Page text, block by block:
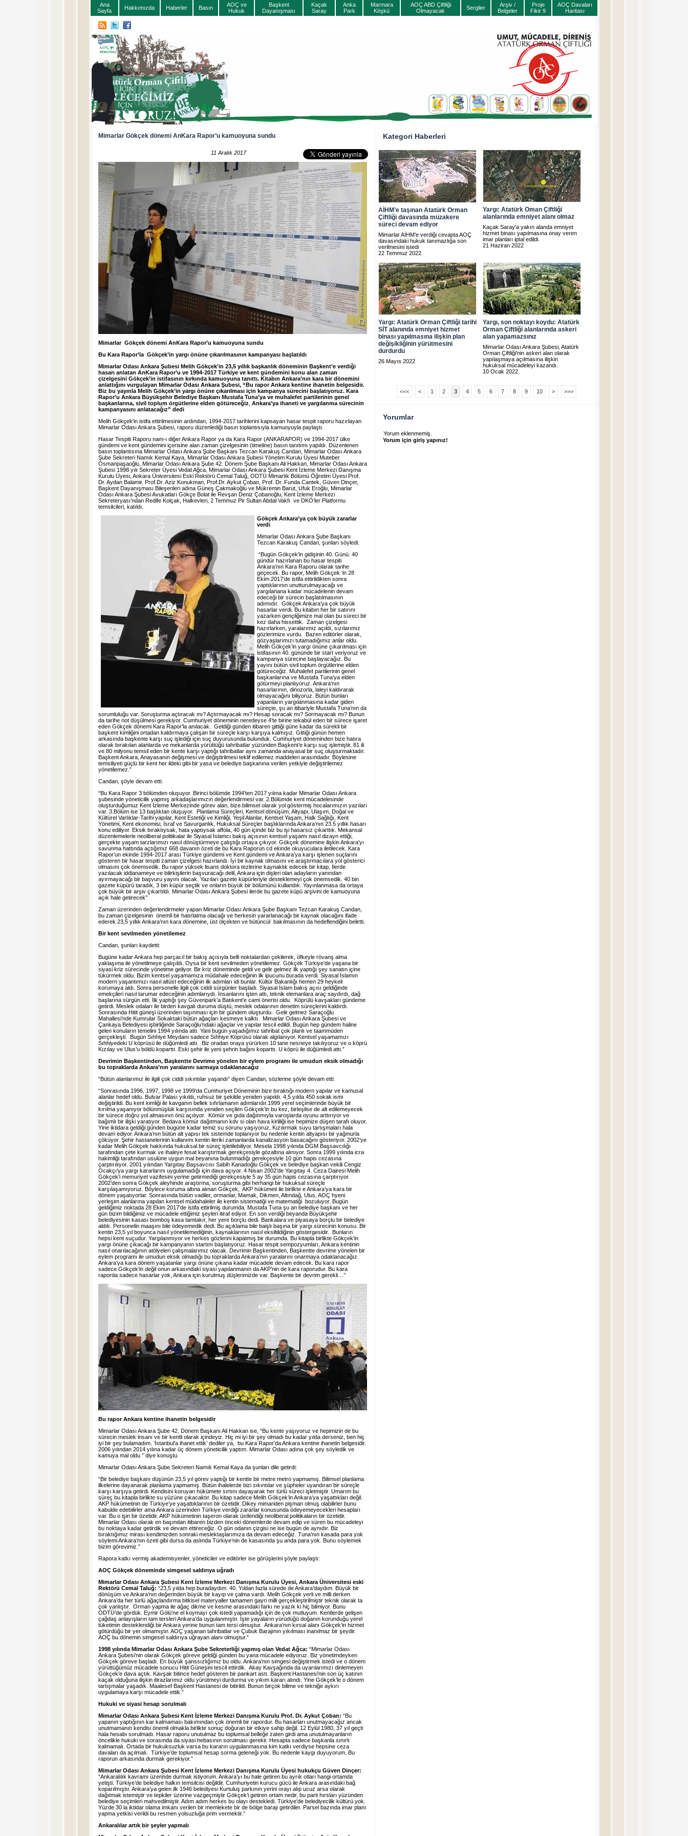
Ana
Sayfa
Hakkımızda Haberler Basın
AOÇ ve
Hukuk
Başkent
Dayanışması
Kaçak
Saray
Anka
Park
Marmara
Köşkü
AOÇ ABD Çiftliği
Olmayacak
Sergiler
Arşiv /
Belgeler
Proje
Fikir 9
AOÇ Davaları
Haritası
Mimarlar Gökçek dönemi AnKara Rapor’u kamuoyuna sundu
11 Aralık 2017
Mimarlar Gökçek dönemi AnKara Rapor’u kamuoyuna sundu
Bu Kara Rapor’la Gökçek’in yargı önüne çıkarılmasının kampanyası başlatıldı
Mimarlar Odası Ankara Şubesi Melih Gökçek'in 23,5 yıllık başkanlık döneminin Başkent’e verdiği
hasarı anlatan AnKara Rapor’u ve 1994-2017 Türkiye ve kent gündemini konu alan zaman
çizelgesini Gökçek’in istifasının kırkında kamuoyuna tanıttı. Kitabın Ankara’nın kara bir dönemini
anlattığını vurgulayan Mimarlar Odası Ankara Şubesi, “Bu rapor Ankara kentine ihanetin belgesidir.
Biz bu yayınla Melih Gökçek’in yargı önüne çıkarılması için kampanya sürecini başlatıyoruz. Kara
Rapor’u Ankara Büyükşehir Belediye Başkanı Mustafa Tuna’ya ve muhalefet partilerinin genel
başkanlarına, sivil toplum örgütlerine elden götüreceğiz Ankara’ya ihaneti ve yargılanma sürecinin
kampanyasını anlatacağız” dedi
Melih Gökçek'in istifa ettirilmesinin ardından, 1994-2017 tarihlerini kapsayan hasar tespit raporu hazırlayan
Mimarlar Odası Ankara Şubesi, raporu düzenlediği basın toplantısıyla kamuoyuyla paylaştı.
Hasar Tespiti Raporu nam-ı diğer Ankara Rapor ya da Kara Rapor (ANKARAPOR) ve 1994-2017 ülke
gündemi ve kent gündemini içerisine alan zaman çizelgesinin (timeline) basın tanıtımı yapıldı. Düzenlenen
basın toplantısına Mimarlar Odası Ankara Şube Başkanı Tezcan Karakuş Candan, Mimarlar Odası Ankara
Şube Sekreteri Namık Kemal Kaya, Mimarlar Odası Ankara Şubesi Yönetim Kurulu Üyesi Muteber
Osmanpaşaoğlu, Mimarlar Odası Ankara Şube 42. Dönem Şube Başkanı Ali Hakkan, Mimarlar Odası Ankara
Şubesi 1998 yılı Sekreter Üyesi Vedat Ağca, Mimarlar Odası Ankara Şubesi Kent İzleme Merkezi Danışma
Kurulu Üyesi, Ankara Üniversitesi Eski Rektörü Cemal Taluğ, ODTÜ Mimarlık Bölümü Öğretim Üyesi Prof.
Dr. Aydan Balamir. Prof.Dr. Aziz Konukman, Prof.Dr. Aykut Çoban, Prof. Dr. Funda Cantek, Güven Dinçer,
Başkent Dayanışması Bileşenleri adına Güneş Çakmakoğlu ve Mükremin Barut, Ufuk Eroğlu, Mimarlar
Odası Ankara Şubesi Avukatları Gökçe Bolat ile Revşan Deniz Çobanoğlu, Kent İzleme Merkezi
Sekreteryası’ndan Redife Kolçak, Halkevleri, 2 Temmuz Pir Sultan Abdal Vakfı ve DKÖ’ler Platformu
temsilcileri, katıldı.
Gökçek Ankara’ya çok büyük zararlar
verdi
Mimarlar Odası Ankara Şube Başkanı
Tezcan Karakuş Candan, şunları söyledi:
“Bugün Gökçek’in gidişinin 40. Günü. 40
gündür hazırlanan bu hasar tespiti
Ankara’nın Kara Raporu olarak tarihe
geçecek. Bu rapor, Melih Gökçek ‘in 28
Ekim 2017’de istifa ettirildikten sonra
yaptıklarının unutturulmayacağı ve
yargılanana kadar mücadelenin devam
edeceği bir sürecin başlatılmasının
adımıdır. Gökçek Ankara’ya çok büyük
hasarlar verdi. Bu kitabın her bir satırını
yazarken gençliğimize mal olan bu süreci bir
kez daha hissettik. Zaman çizelgesi
hazırlarken, yaralarımız açıldı, sızılarımız
gözlerimize vurdu. Bazen editörler olarak,
gözyaşlarımızı tutamadığımız anlar oldu.
Melih Gökçek’in yargı önüne çıkarılması için
istifasının 40. gününde bir start veriyoruz ve
kampanya sürecine başlayacağız. Bu
yayını bütün sivil toplum örgütlerine elden
götüreceğiz. Muhalefet partilerinin genel
başkanlarına ve Mustafa Tuna’ya elden
götürmeyi planlıyoruz. Ankara’nın
hasarlarının, dinozorla, laleyi kaldırarak
olmayacağını biliyoruz. Bütün bunları
yapanların yargılanmasına kadar giden
süreçte, şu an itibariyle Mustafa Tuna’nın da
sorumluluğu var. Soruşturma açtıracak mı? Açtırmayacak mı? Hesap soracak mı? Sormayacak mı? Bunun
da tarihe not düşülmesi gerekiyor. Cumhuriyet döneminin neredeyse 4’te birine tekabül eden bir sürece işaret
eden Gökçek dönemi Kara Rapor’la anılacak. Geldiği günden itibaren gittiği güne kadar da sürekli bir
başkent kimliğini ortadan kaldırmaya çalışan bir süreçle karşı karşıya kalmışız. Gittiği günün hemen
arkasında başkente karşı suç işlediği için suç duyurusunda bulunduk. Cumhuriyet döneminden bize hatıra
olarak bırakılan alanlarda ve mekanlarda yürüttüğü tahribatlar yüzünden Başkent’e karşı suç işlemiştir. 81 ili
ve 80 milyonu temsil eden bir kente karşı yaptığı tahribatlar aynı zamanda anayasal bir suç oluşturmaktadır.
Başkent Ankara, Anayasanın değişmesi ve değiştirilmesi teklif edilemez maddeleri arasındadır. Böylesine
temsiliyeti güçlü bir kent her ildeki gibi bir yasa ve belediye başkanına verilen yetkiyle değiştirilemez
yönetilemez.”
Candan, şöyle devam etti:
“Bu Kara Rapor 3 bölümden oluşuyor. Birinci bölümde 1994’ten 2017 yılına kadar Mimarlar Odası Ankara
şubesinde yöneticilik yapmış arkadaşlarımızın değerlendirmesi var. 2.Bölümde kent mücadelesinde
oluşturduğumuz Kent İzleme Merkezinde görev alan, bize bilimsel olarak yol göstermiş hocalarımızın yazıları
var. 3.Bölüm ise 13 başlıktan oluşuyor. Planlama Süreçleri, Kentsel dönüşüm, Altyapı, Ulaşım, Doğal ve
Kültürel Varlıklar-Tarihi yapılar, Kent Estetiği ve Kimliği, Yeşil Alanlar, Kentsel Yaşam, Halk Sağlığı, Kent
Yönetimi, Kent ekonomisi, İsraf ve Savurganlık, Hukuksal Süreçler başlıklarında Ankara’nın 23.5 yıllık hasarı
konu ediliyor. Eksik bıraktıysak, hata yaptıysak affola, 40 gün içinde biz bu işi hasarsız çıkarttık. Mekansal
düzenlemelerle neoliberal politikalar ile Siyasal İslamcı bakış açısının kentsel yaşamı nasıl dizayn ettiği,
gerçekte yaşam tarzlarımızı nasıl dönüştürmeye çalıştığı ortaya çıkıyor. Gökçek dönemine ilişkin Ankara’yı
savunma hattında açtığımız 668 davanın özeti de bu Kara Raporun cd ekinde okuyuculara iletilecek. Kara
Rapor’un ekinde 1994-2017 arası Türkiye gündemi ve Kent gündemi ve Ankara’ya karşı işlenen suçlarını
gösteren bir hasar tespiti zaman çizelgesi hazırlandı. İyi bir kaynak olmasını ve araştırmacılara yol gösterici
olmasını çok önemsedik. Bu rapor yüksek lisans doktora tezlerine kaynaklık edecek bir kitap, İlerde
yazılacak iddianameye ve bilirkişilerin başvuracağı delil, Ankara için dişleri olan adayların yanından
ayırmayacağı bir başvuru yayını olacak. Yazıları gazete küpürleriyle desteklemeyi çok önemsedik. 40 bin
gazete küpürü taradık, 3 bin küpür seçtik ve onların büyük bir bölümünü kullandık. Yayınlanmasa da ortaya
çok büyük bir arşiv çıkartıldı. Mimarlar Odası Ankara Şubesi ilerde bu gazete küpü arşivini de kamuoyuna
açık hale getirecek’’
Zaman üzerinden değerlendirmeler yapan Mimarlar Odası Ankara Şube Başkanı Tezcan Karakuş Candan,
bu zaman çizelgesinin önemli bir hatırlatma olacağı ve herkesin yararlanacağı bir kaynak olacağını ifade
ederek 23,5 yıllık Ankara’nın kara dönemine, üst ölçekten ve bütüncül bakılmasının da hedeflendiğini belirtti.
Bir kent sevilmeden yönetilemez
Candan, şunları kaydetti:
Bugüne kadar Ankara hep parçacıl bir bakış açısıyla belli noktalardan çekilerek, öfkeyle rövanş alma
yaklaşıma ile yönetilmeye çalışıldı. Oysa bir kent sevilmeden yönetilemez. Gökçek Türkiye’de yaşana bir
siyasi kriz sürecinde yönetime geliyor. Bir kriz döneminde geldi ve gelir gelmez ilk yaptığı şey sanatın içine
tükürmek oldu. Bizim kentsel yaşamamıza müdahale edeceğinin ilk ipucunu burada verdi. Siyasal İslamın
modern yaşantımızı nasıl altüst edeceğinin ilk adımları idi bunlar. Kültür Bakanlığı hemen 29 heykeli
korumaya aldı. Sonra personelle ilgili çok ciddi sürgünler başladı. Siyasal İslam bakış açısı geldiğinde
emekçileri nasıl tarumar edeceğinin adımlarıydı. İnsanlarını işten attı, teknik elemanlara araç saydırdı, dağ
başlarına sürgün etti. İlk yaptığı şey Güvenpark’a Batıkent’e cami önerisi oldu. Köprülü kavşakları gündeme
getirdi. Meslek odaları ile birden kavgalı duruma düştü, meslek odalarının denetim süreçlerini kaldırdı.
Sonrasında Hitit güneşi üzerinden taşınması için bir gündem oluşturdu. Gelir gelmez Saraçoğlu
Mahallesi’nde Kumrular Sokaktaki bütün ağaçları kesmeye kalktı. Mimarlar Odası Ankara Şubesi ve
Çankaya Belediyesi işbirliğinde Saraçoğlu’ndaki ağaçlar ve yapılar tescil edildi. Bugün hep gündem haline
gelen konuların temelini 1994 yılında attı. Yani bugün yaşadığımız tahribat çok planlı ve taammüden
gerçekleşti. Bugün Sıhhiye Meydanı sadece Sıhhiye Köprüsü olarak algılanıyor. Kentsel yaşamamızı
Sıhhiyedeki U köprüsü ile düğümledi attı. Biz oradan oraya yürürken 10 tane nesneye takılıyoruz ve o köprü
Kızılay ve Ulus’u böldü koparttı. Eski şehir ile yeni şehrin bağını koparttı. U köprü ile düğümledi attı.”
Devrimin Başkentinden, Başkentte Devrime yönelen bir eylem programı ile umudun eksik olmadığı
bu topraklarda Ankara’nın yaralarını sarmaya odaklanacağız
“Bütün alanlarımız ile ilgili çok ciddi sıkıntılar yaşandı” diyen Candan, sözlerine şöyle devam etti:
“Sonrasında 1996, 1997, 1998 ve 1999’da Cumhuriyet Döneminin bize bıraktığı modern yapılar ve kamusal
alanlar hedef oldu. Bulvar Palası yıkıldı, ruhsuz bir şekilde yeniden yapıldı. 4,5 yılda 450 sokak ismi
değiştirildi. Bu kent kimliği ile kavganın bellek sıfırlamanın adımlarıdır.1999 yerel seçimlerinde büyük bir
kırılma yaşanıyor bölünmüşlük karşısında yeniden seçilen Gökçek’in bu kez, birleşilse de alt edilemeyecek
bir sürece doğru yol almasının önü açılıyor. Kömür ve gıda dağıtımıyla varoşlarda oyunu arttırıyor ve
bağımlı bir ilişki yaratıyor. Bedava kömür dağıtmanın kdv si olan hava kirliliği ise hepimize düşen tarafı oluyor.
Yine iktidara geldiği günden bugüne kadar temiz su sorunu yaşıyoruz, Kızılırmak suyu tartışmaları hala
devam ediyor. Ankara’nın bütün alt yapısı tek sistemde toplanıyor bu nedenle kentin altyapısı bir yağmurla
çöküyor. Şehir hastanelerinin kullanımı kentin ileriki zamanlarda kanalizasyon basacağını gösteriyor. 2002’ye
kadar Melih Gökçek hakkında hukuksal bir süreç işletilebiliyor. Mesela 1998 yılında DGM Başsavcılığı
tarafından çete kurmak ve ihaleye fesat karıştırmak gerekçesiyle gözaltına alınıyor. Sonra 1999 yılında icra
hakimliği tarafından usulüne uygun mal beyanına bulunmadığı gerekçesiyle 10 gün hapis cezasına
çarptırılıyor. 2001 yılından Yargıtay Başsavcısı Sabih Kanadoğlu Gökçek ve belediye başkan vekili Cengiz
Ocakçı’ya yargı kararlarını uygulamadığı için dava açıyor. 4 Nisan 2002’de Yargıtay 4. Ceza Dairesi Melih
Gökçek’i memuriyet vazifesini yerine getirmediği gerekçesiyle 5 ay 35 gün hapis cezasına çarptırıyor.
2002’den sonra Gökçek aleyhinde araştırma, soruşturma gibi herhangi bir hukuksal süreçle
karşılaşamıyoruz. Böylece koruma altına alınan Gökçek, AKP hükümeti ile birlikte e Ankara’ya kara bir
dönem yaşatıyorlar. Sonrasında bütün vadiler, ormanlar, Mamak, Dikmen, Altındağ, Ulus, AOÇ hyeni
yerleşim alanlarına yapılan kentsel müdahaleler ile kentin sistematiği ve matematiği bozuluyor. Bugün
geldiğimiz noktada 28 Ekim 2017’de istifa ettirilmiş durumda. Mustafa Tuna şu an belediye başkanı ve her
gün bizim bildiğimiz ve mücadele ettiğimiz şeyleri itiraf ediyor. En son verdiği beyanda Büyükşehir
belediyesinin kasası bomboş kasa tamtakır, her yere borçlu dedi. Bankalara ve piyasaya borçlu bir belediye
aldık. Personelin maaşını bile ödeyemedik dedi. Bu açıklama bile baişlı başına bir yargı sürecinin konusu. Bir
kentin 23,5 yıl boyunca nasıl yönetilemediğinin, kaynaklarının nasıl eksiltildiğinin göstergesidir. Bunların
hepsi kent suçudur. Yargılanmıyor ve herkes gözlerini kapatmış bir durumda. Bu kitapla birlikte Gökçek’in
yargı önüne çıkacağı bir kampanyanın startını başlatıyoruz. Hasar tespit sempozyumları, Ankara kentinin
nasıl onarılacağının atölyeleri çalışmalarımız olacak. Devrimin Başkentinden, Başkentte devrime yönelen bir
eylem programı ile umudun eksik olmadığı bu topraklarda Ankara’nın yaralarını onarmaya odaklanacağız.
Ankara’ya kara dönem yaşatanlar yargı önüne çıkana kadar mücadele devam edecek. Bu kara rapor
sadece Gökçek’in değil onun arkasındaki siyasi yapılanmanın da AKP’nin de kara raporudur. Bu kara
raporda sadece hasarlar yok, Ankara için kurulmuş düşlerimizde var. Başkente bir devrim gerekli…’’
Bu rapor Ankara kentine ihanetin belgesidir
Mimarlar Odası Ankara Şube 42. Dönem Başkanı Ali Hakkan ise, “Bu kente yaşıyoruz ve hepimizin de bu
sürecin meslek insanı ve bir kentli olarak içindeyiz. Hiç mi iyi bir şey olmadı bu kadar yılda derseniz, ben hiç
iyi bir şey bulamadım. ‘İstanbul’a ihanet ettik’ dediler ya, bu Kara Rapor’da Ankara kentine ihanetin belgesidir.
2006 yılından 2014 yılına kadar üç dönem yöneticilik yaptım. Mimarlar Odası adına çok şey söyledik ve
kamuya mal oldu ” diye konuştu.
Mimarlar Odası Ankara Şube Sekreteri Namık Kemal Kaya da şunları dile getirdi:
“Bir belediye başkanı düşünün 23,5 yıl görev yaptığı bir kentte bir metre metro yapmamış. Bilimsel planlama
ilkelerine dayanarak planlama yapmamış. Bütün ihalelerde bizi sıkıntılar ve şüpheler uyandıran bir süreçle
karşı karşıya getirdi. Kendisini koruyan hükümete sırtını dayayarak her türlü süreci işletmiştir. Umarım bu
süreç bu kitapla birlikte su yüzüne çıkacaktır. Bu kitap sadece Melih Gökçek’in Ankara’ya yaşattıkları değil.
AKP hükümetinin de Türkiye’ye yaşattıklarının bir özetidir. Dikey mimariden pişman olmuş olabilirler bunu
kabulde edebilirler ama Ankara üzerinden Türkiye verdiği zararlar konusunda ödeyemeyecekleri hesapları
var. Bu o işin bir özetidir. AKP hükümetinin taşeron olarak üstlendiği neoliberal politikaların bir özetidir.
Mimarlar Odası olarak en başından itibaren bizden önceki dönemlerde devam edip ve süren bu mücadeleyi
bu noktaya kadar getirdik ve devam ettireceğiz. O gün odanın çizgisi ne ise bugün de aynıdır. Biz
bıraktığımız mirası kendimizden sonraki meslektaşlarımıza da devam edeceğiz. Tuna’nın kasada para yok
söylemi Ankara’nın özeti gibi dursa da aslında Türkiye’nin de kasasında şu anda para yok. Bunu söylemek
bizim görevimiz.”
Rapora katkı vermiş akademisyenler, yöneticiler ve editörler ise görüşlerini şöyle paylaştı:
AOÇ Gökçek döneminde simgesel saldırıya uğradı
Mimarlar Odası Ankara Şubesi Kent İzleme Merkezi Danışma Kurulu Üyesi, Ankara Üniversitesi eski
Rektörü Cemal Taluğ: “23,5 yılda hep buradaydım. 40. Yıldan fazla sürede de Ankara’daydım. Büyük bir
dönüşüm ve Ankara’nın değerinden büyük bir kayıp ve çalma vardı. Melih Gökçek yerli ve milli derken
Ankara’da her türlü ağaçlandırma bitkisel materyaller tamamen gayri milli gerçekleştirilmiştir teknik olarak ta
çok yanlıştır. Orman yapma ile ağaç dikme ve kesme arasındaki farkı ne yazık ki hiç bilmiyor. Bunu
ODTÜ’de gördük. Eymir Gölü’ne el koymayı çok istedi yapamadığı için de çok mutluyum. Kentlerde gelişen
çağdaş anlayışların tam tersleri Ankara’da uygulanmıştır. İşte yayaların yürüdüğü doğanın korunduğu yerel
tüketimin desteklendiği bir Ankara yerine bunun tam tersi olmuştur. Ankara’nın kırsal alanı Gökçek’in hizmet
götürdüğü bir yer olmamıştır. AOÇ yaşanan tahribatlar ve Çubuk Barajının yıkılması inanılmaz bir şeydir.
AOÇ bu dönemin simgesel saldırıya uğrayan alanı olmuştur.”
1998 yılında Mimarlar Odası Ankara Şube Sekreterliği yapmış olan Vedat Ağca: “Mimarlar Odası
Ankara Şubesi’nin olarak Gökçek göreve geldiği günden bu yana mücadele ediyoruz. Biz yönetimdeyken
Gökçek göreve başladı. En büyük şanssızlığımız bu oldu. Ankara’nın simgesi değiştirmek istedi ve o dönem
yürüttüğümüz mücadele sonucu Hitit Güneşini tescil ettirdik. Akay Kavşağında da uyarılarımızı dinlemeyen
Gökçek’e dava açtık. Kavşak bitince hedef gösteren bir pankart astı. Başkent Hastanesi’nin son üç katının
kaçak olduğuna ilişkin itirazlarımız oldu yürütmeyi durdurma ve yıkım kararı alındı. Yine Gökçek’le o dönem
tartışmalar yaşadık. Maalesef Başkent Hastanesi de bitirildi. Bunun birçok bilime ve tekniğe aykırı
uygulamaya karşı mücadele ettik.”
Hukuki ve siyasi hesap sorulmalı
Mimarlar Odası Ankara Şubesi Kent İzleme Merkezi Danışma Kurulu Prof. Dr. Aykut Çoban: “Bu
yapanın yaptığının kar kalmaması bakımından çok önemli bir rapordur. Bu hasarları unutmayacağız ancak
unutmamanın kendisi önemli olmakla birlikte sonuç doğuran bir etkiye sahip değil. 12 Eylül 1980, 37 yıl geçti
hala hesabı sorulmadı. Hasar raporu unutulmaz bu toplumsal belleğe zaten girdi ama unutulmayanların
öncelikle hukuki ve sorasında da siyasi hebasının sorulması gerekir. Hesapta sadece başkanla sınırlı
kalmamalı. Ortada bir hukuksuzluk varsa bu kararın uygulanmasına kim katkı verdiyse hepsine ceza
davaları da açılmalı. Türkiye’de toplumsal hesap sorma geleneği yok. Bu nedenle kaygı duyuyorum. Bu
raporun arkasında durmak gerekiyor.”
Mimarlar Odası Ankara Şubesi Kent İzleme Merkezi Danışma Kurulu Üyesi hukukçu Güven Dinçer:
“Ankaralılık kavramı üzerinde durmak istiyorum. Ankara’yı bu hale getiren bu ayrık otları hangi ortamda
yetişti. Türkiye’de belediye halkın temsilcisi değildir. Cumhuriyetin kurucu gücü ile Ankara arasındaki bağ
koparılmıştır. Ankara’ya gelen ilk 1946 belediyesi Kurtuluş parkının yerini orayı alıp ucuz arsa olarak
dağıtmak istemiştir ve tepkiler üzerine vazgeçmiştir Gökçek’i getiren ortam nedir, bu parti hırsları yüzünden
belediye seçimleri mahvedilmiştir. Adım adım herkes bu olayı destekledi. Türkiye’de belediyecilik kültürü yok.
Yüzde 30 la iktidar olama imkanı verilen bir memlekete bir de bölge barajı getirdiler. Parsel bazında imar planı
yapma yetkisi verildi bu resmen yolsuzluğa prim vermektir.”
Ankaralılar artık bir şeyler yapmalı
Kategori Haberleri
AİHM’e taşınan Atatürk Orman
Çiftliği davasında müzakere
süreci devam ediyor
Mimarlar AİHM’e verdiği cevapta AOÇ
davasındaki hukuk tanımazlığa son
verilmesini istedi
22 Temmuz 2022
Yargı: Atatürk Oman Çiftliği
alanlarında emniyet alanı olmaz
Kaçak Saray'a yakın alanda emniyet
hizmet binası yapılmasına onay veren
imar planları iptal edildi.
21 Haziran 2022
Yargı: Atatürk Orman Çiftliği tarihi
SİT alanında emniyet hizmet
binası yapılmasına ilişkin plan
değişikliğinin yürütmesini
durdurdu
26 Mayıs 2022
Yargı, son noktayı koydu: Atatürk
Orman Çiftliği alanlarında askeri
alan yapamazsınız
Mimarlar Odası Ankara Şubesi, Atatürk
Orman Çiftliği'nin askeri alan olarak
yapılaşmaya açılmasına ilişkin
hukuksal mücadeleyi kazandı.
10 Ocak 2022
<<< < 1 2 3 4 5 6 7 8 9 10 > >>>
Yorumlar
Yorum eklenmemiş.
Yorum için giriş yapınız!